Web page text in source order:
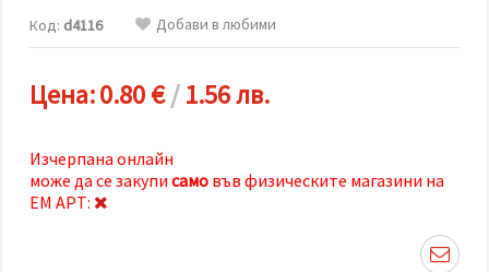
маркетинг.
използваме
като
натиснеш
"Приеми
Код: d4116 Добави в любими
Цена:0.80 €/1.56 лв.
Изчерпана онлайн
може да се закупи само във физическите магазини на
ЕМ АРТ: